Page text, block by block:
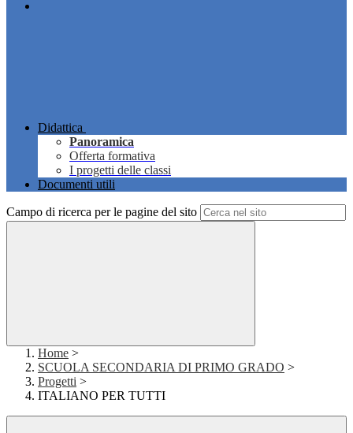
Didattica
Panoramica
Offerta formativa
I progetti delle classi
Documenti utili
Campo di ricerca per le pagine del sito
Home >
SCUOLA SECONDARIA DI PRIMO GRADO >
Progetti >
ITALIANO PER TUTTI